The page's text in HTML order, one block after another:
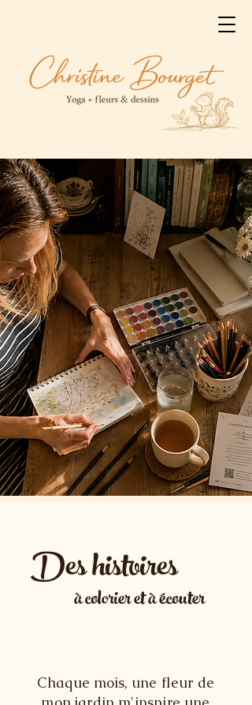
à colorier et à écouter
Des histoires
Chaque mois, une fleur de